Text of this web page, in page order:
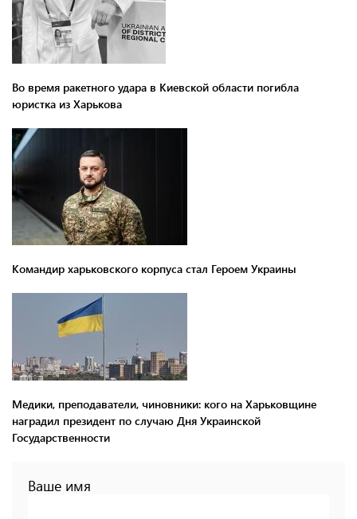
Во время ракетного удара в Киевской области погибла
юристка из Харькова
Командир харьковского корпуса стал Героем Украины
Медики, преподаватели, чиновники: кого на Харьковщине
наградил президент по случаю Дня Украинской
Государственности
Ваше имя